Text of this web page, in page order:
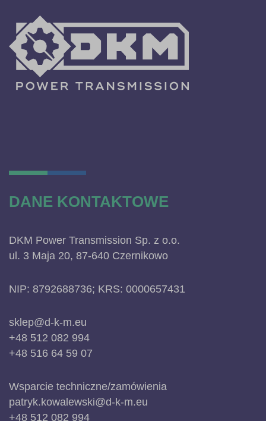
DANE KONTAKTOWE
DKM Power Transmission Sp. z o.o.
ul. 3 Maja 20, 87-640 Czernikowo
NIP: 8792688736; KRS: 0000657431
sklep@d-k-m.eu
+48 512 082 994
+48 516 64 59 07
Wsparcie techniczne/zamówienia
patryk.kowalewski@d-k-m.eu
+48 512 082 994